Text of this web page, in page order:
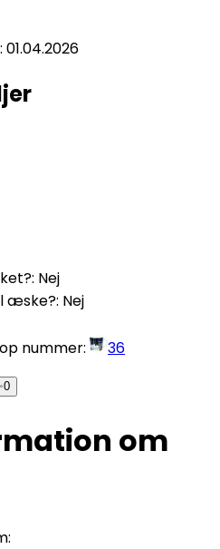
01.04.2026
: Nej
æske?: Nej
nummer: 36
0
om